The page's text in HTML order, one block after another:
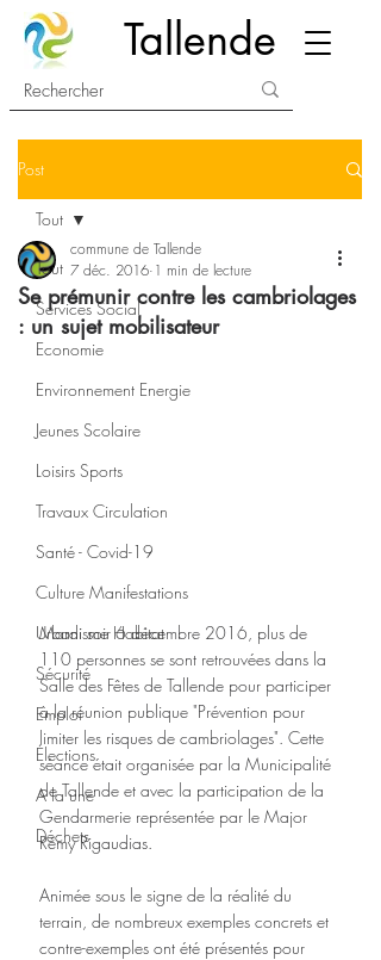
Tallende
Post
Tout
Services Social
Economie
Environnement Energie
Jeunes Scolaire
Loisirs Sports
Travaux Circulation
Santé - Covid-19
Culture Manifestations
Urbanisme Habitat
Sécurité
Emploi
Élections
A la une
Déchets
Tout
Se prémunir contre les cambriolages
: un sujet mobilisateur
commune de Tallende
7 déc. 2016 1 min de lecture
Mardi soir 6 décembre 2016, plus de
110 personnes se sont retrouvées dans la
Salle des Fêtes de Tallende pour participer
à la réunion publique "Prévention pour
limiter les risques de cambriolages". Cette
séance était organisée par la Municipalité
de Tallende et avec la participation de la
Gendarmerie représentée par le Major
Rémy Rigaudias.
Animée sous le signe de la réalité du
terrain, de nombreux exemples concrets et
contre-exemples ont été présentés pour